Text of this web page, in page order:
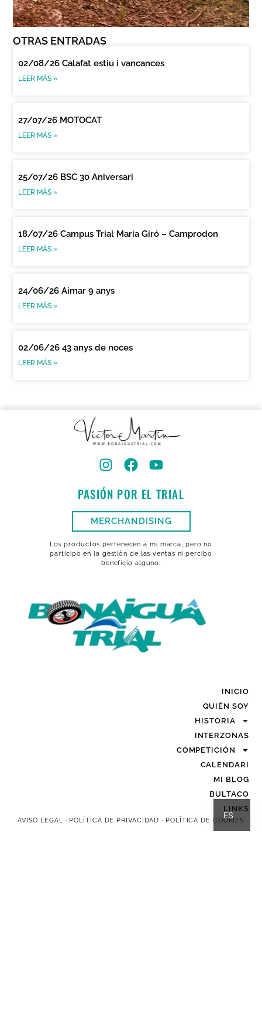
OTRAS ENTRADAS
02/08/26 Calafat estiu i vancances
LEER MÁS »
27/07/26 MOTOCAT
LEER MÁS »
25/07/26 BSC 30 Aniversari
LEER MÁS »
18/07/26 Campus Trial Maria Giró – Camprodon
LEER MÁS »
24/06/26 Aimar 9 anys
LEER MÁS »
02/06/26 43 anys de noces
LEER MÁS »
PASIÓN POR EL TRIAL
MERCHANDISING
Los productos pertenecen a mi marca, pero no
participo en la gestión de las ventas ni percibo
beneficio alguno.
INICIO
QUIÉN SOY
HISTORIA
INTERZONAS
COMPETICIÓN
CALENDARI
MI BLOG
BULTACO
LINKS
AVISO LEGAL· POLÍTICA DE PRIVACIDAD · POLÍTICA DE COOKIES
ES
CA